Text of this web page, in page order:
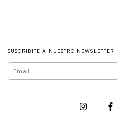
SUSCRIBITE A NUESTRO NEWSLETTER